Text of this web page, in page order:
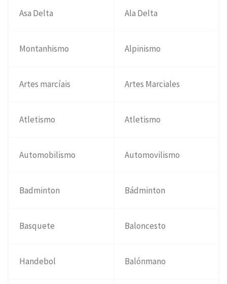
Asa Delta Ala Delta
Montanhismo Alpinismo
Artes marcíais Artes Marciales
Atletismo Atletismo
Automobilismo Automovilismo
Badminton Bádminton
Basquete Baloncesto
Handebol Balónmano